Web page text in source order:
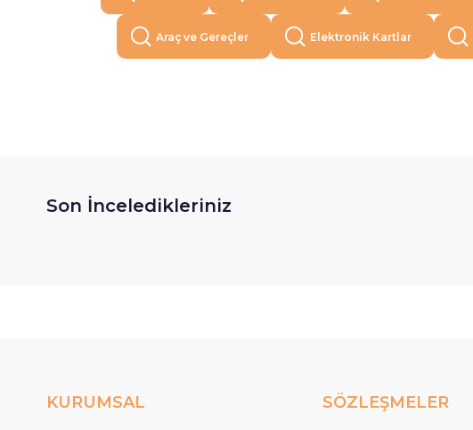
Araç ve Gereçler Elektronik Kartlar
Son İnceledikleriniz
KURUMSAL SÖZLEŞMELER